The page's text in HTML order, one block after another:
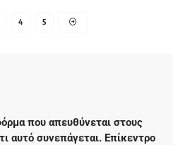
4 5
που απευθύνεται στους
αυτό συνεπάγεται. Επίκεντρο